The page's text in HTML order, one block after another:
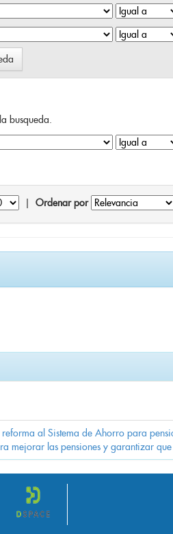
busqueda.
Ordenar por
reforma al Sistema de Ahorro para
mejorar las pensiones y garantizar